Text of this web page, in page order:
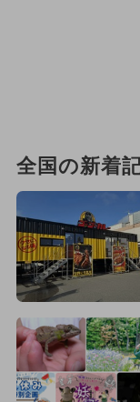
2026年4月の
2025年5月の
2025年2月の
2024年9月の
2026年6月
全国の新着